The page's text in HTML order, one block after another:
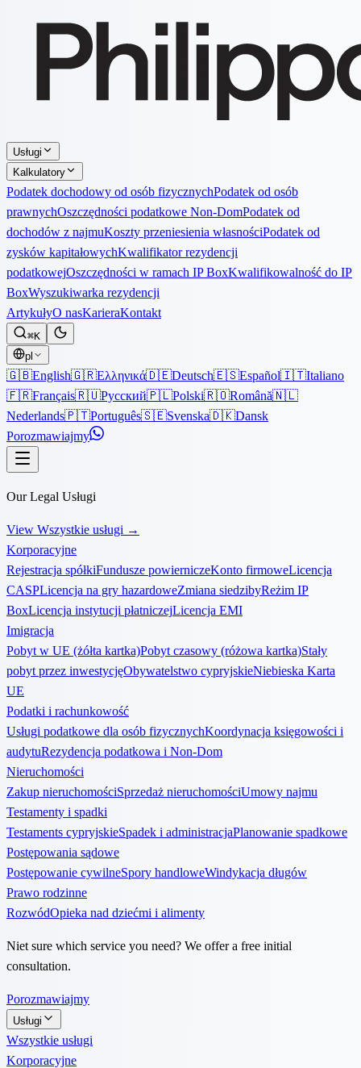
Usługi
Kalkulatory
Podatek dochodowy od osób fizycznychPodatek od osób
prawnychOszczędności podatkowe Non-DomPodatek od
dochodów z najmuKoszty przeniesienia własnościPodatek od
zysków kapitałowychKwalifikator rezydencji
podatkowejOszczędności w ramach IP BoxKwalifikowalność do IP
BoxWyszukiwarka rezydencji
ArtykułyO nasKarieraKontakt
⌘K
pl
🇬🇧English🇬🇷Ελληνικά🇩🇪Deutsch🇪🇸Español🇮🇹Italiano
🇫🇷Français🇷🇺Русский🇵🇱Polski🇷🇴Română🇳🇱
Nederlands🇵🇹Português🇸🇪Svenska🇩🇰Dansk
Porozmawiajmy
Our Legal Usługi
View Wszystkie usługi →
Korporacyjne
Rejestracja spółkiFundusze powierniczeKonto firmoweLicencja
CASPLicencja na gry hazardoweZmiana siedzibyReżim IP
BoxLicencja instytucji płatniczejLicencja EMI
Imigracja
Pobyt w UE (żółta kartka)Pobyt czasowy (różowa kartka)Stały
pobyt przez inwestycjęObywatelstwo cypryjskieNiebieska Karta
UE
Podatki i rachunkowość
Usługi podatkowe dla osób fizycznychKoordynacja księgowości i
audytuRezydencja podatkowa i Non-Dom
Nieruchomości
Zakup nieruchomościSprzedaż nieruchomościUmowy najmu
Testamenty i spadki
Testaments cypryjskieSpadek i administracjaPlanowanie spadkowe
Postępowania sądowe
Postępowanie cywilneSpory handloweWindykacja długów
Prawo rodzinne
RozwódOpieka nad dziećmi i alimenty
Niet sure which service you need? We offer a free initial
consultation.
Porozmawiajmy
Usługi
Wszystkie usługi
Korporacyjne